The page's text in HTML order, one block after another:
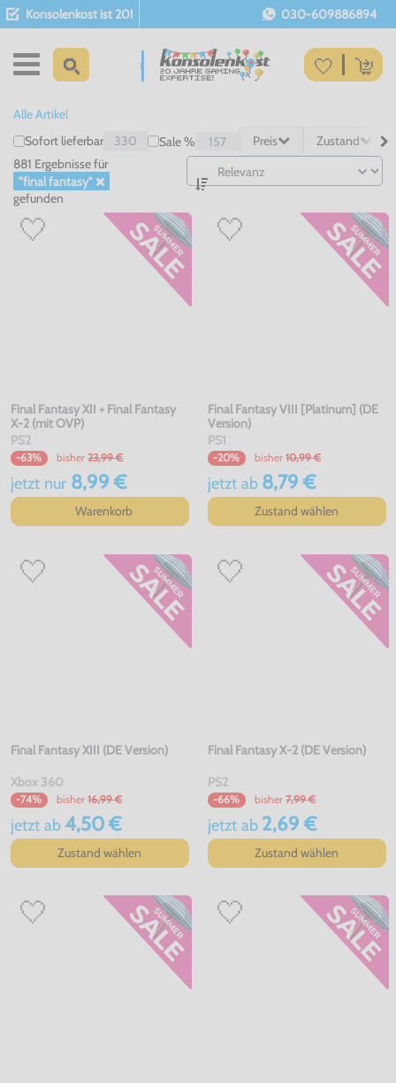
Konsolenkost ist 20! 030-609886894
Alle Artikel
Sofort lieferbar
330 Sale % 157 Preis
Zustand
881 Ergebnissefür
"final fantasy"
gefunden
Final Fantasy XII + Final Fantasy
X-2 (mit OVP)
PS2
-63% bisher 23,99 €
jetzt nur8,99 €
Warenkorb
Final Fantasy VIII [Platinum] (DE
Version)
PS1
-20% bisher 10,99 €
jetzt ab 8,79 €
Zustand wählen
Final Fantasy XIII (DE Version)
Xbox 360
-74% bisher 16,99 €
jetzt ab4,50 €
Zustand wählen
Final Fantasy X-2 (DE Version)
PS2
-66% bisher 7,99 €
jetzt ab 2,69 €
Zustand wählen